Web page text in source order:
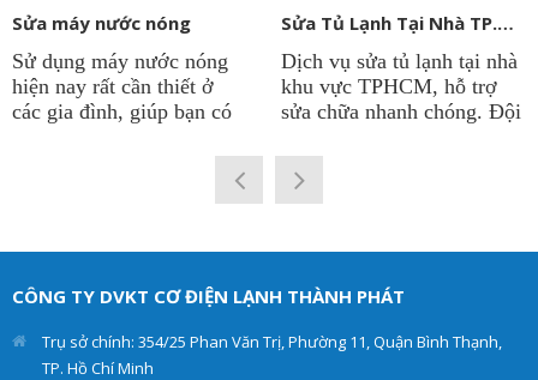
Sửa máy nước nóng
Sử dụng máy nước nóng
hiện nay rất cần thiết ở
các gia đình, giúp bạn có
quanh năm để phục vụ cho
sinh hoạt. Vì thế việc máy
nước nóng chạy ổn định là
vụ sửa máy nước nóng các
loại như: máy nước nóng
trực tiếp, máy nước nóng
gián tiếp tại nhà.
Sửa Tủ Lạnh Tại Nhà TP.HCM
Dịch vụ sửa tủ lạnh tại nhà
khu vực TPHCM, hỗ trợ
sửa chữa nhanh chóng. Đội
lạnh tại công ty
Thành Phát
lâu năm trong nghề. Chẩn
nhất. Giúp cho tủ lạnh
hiệu quả và an toàn.
CÔNG TY DVKT CƠ ĐIỆN LẠNH THÀNH PHÁT
Trụ sở chính: 354/25 Phan Văn Trị, Phường 11, Quận Bình Thạnh,
TP. Hồ Chí Minh